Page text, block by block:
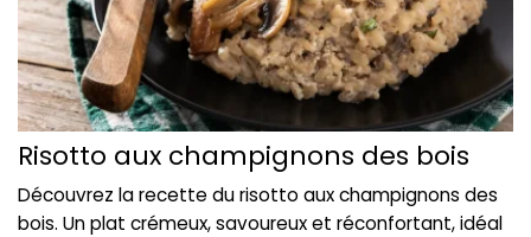
Risotto aux champignons des bois
Découvrez la recette du risotto aux champignons des
bois. Un plat crémeux, savoureux et réconfortant, idéal